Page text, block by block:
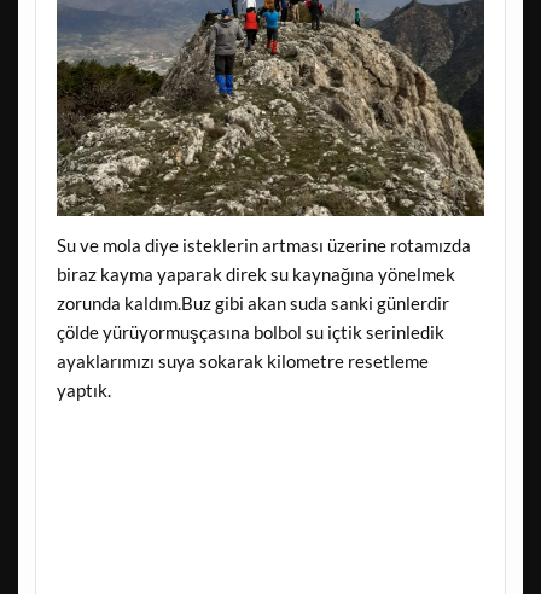
Su ve mola diye isteklerin artması üzerine rotamızda
biraz kayma yaparak direk su kaynağına yönelmek
zorunda kaldım.Buz gibi akan suda sanki günlerdir
çölde yürüyormuşçasına bolbol su içtik serinledik
ayaklarımızı suya sokarak kilometre resetleme
yaptık.